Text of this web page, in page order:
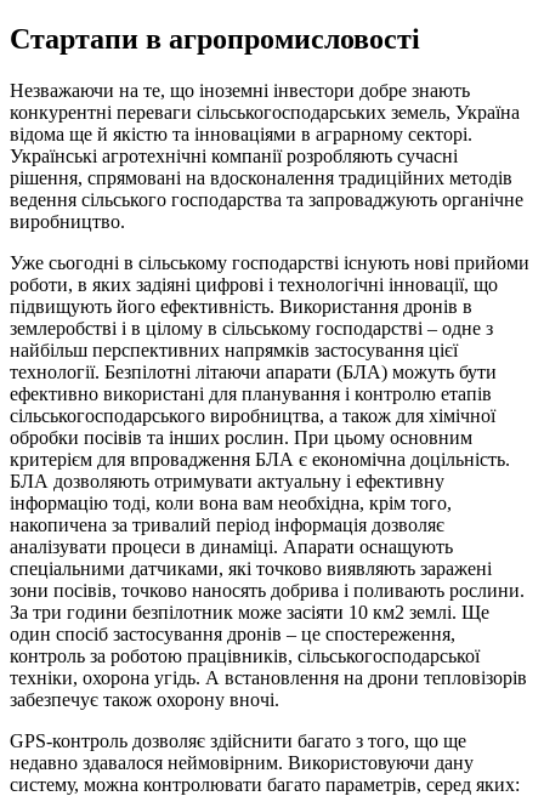
Стартапи в агропромисловості
Незважаючи на те, що іноземні інвестори добре знають
конкурентні переваги сільськогосподарських земель, Україна
відома ще й якістю та інноваціями в аграрному секторі.
Українські агротехнічні компанії розробляють сучасні
рішення, спрямовані на вдосконалення традиційних методів
ведення сільського господарства та запроваджують органічне
виробництво.
Уже сьогодні в сільському господарстві існують нові прийоми
роботи, в яких задіяні цифрові і технологічні інновації, що
підвищують його ефективність. Використання дронів в
землеробстві і в цілому в сільському господарстві – одне з
найбільш перспективних напрямків застосування цієї
технології. Безпілотні літаючи апарати (БЛА) можуть бути
ефективно використані для планування і контролю етапів
сільськогосподарського виробництва, а також для хімічної
обробки посівів та інших рослин. При цьому основним
критерієм для впровадження БЛА є економічна доцільність.
БЛА дозволяють отримувати актуальну і ефективну
інформацію тоді, коли вона вам необхідна, крім того,
накопичена за тривалий період інформація дозволяє
аналізувати процеси в динаміці. Апарати оснащують
спеціальними датчиками, які точково виявляють заражені
зони посівів, точково наносять добрива і поливають рослини.
За три години безпілотник може засіяти 10 км2 землі. Ще
один спосіб застосування дронів – це спостереження,
контроль за роботою працівників, сільськогосподарської
техніки, охорона угідь. А встановлення на дрони тепловізорів
забезпечує також охорону вночі.
GPS-контроль дозволяє здійснити багато з того, що ще
недавно здавалося неймовірним. Використовуючи дану
систему, можна контролювати багато параметрів, серед яких: